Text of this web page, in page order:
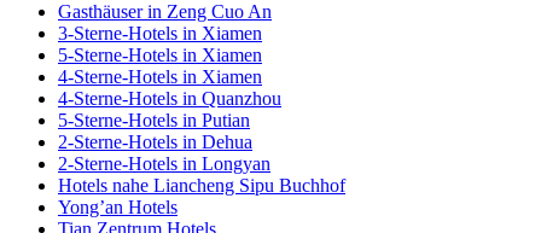
Gasthäuser in Zeng Cuo An
3-Sterne-Hotels in Xiamen
5-Sterne-Hotels in Xiamen
4-Sterne-Hotels in Xiamen
4-Sterne-Hotels in Quanzhou
5-Sterne-Hotels in Putian
2-Sterne-Hotels in Dehua
2-Sterne-Hotels in Longyan
Hotels nahe Liancheng Sipu Buchhof
Yong’an Hotels